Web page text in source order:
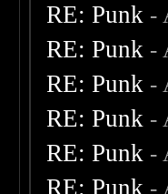
RE: Punk -
RE: Punk -
RE: Punk -
RE: Punk -
RE: Punk -
RE: Punk -